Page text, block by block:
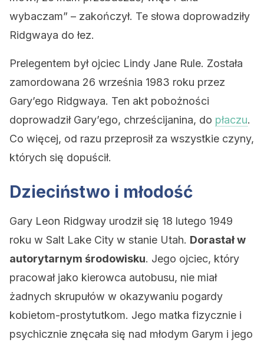
wybaczam” – zakończył. Te słowa doprowadziły
Ridgwaya do łez.
Prelegentem był ojciec Lindy Jane Rule. Została
zamordowana 26 września 1983 roku przez
Gary’ego Ridgwaya. Ten akt pobożności
doprowadził Gary’ego, chrześcijanina, do płaczu.
Co więcej, od razu przeprosił za wszystkie czyny,
których się dopuścił.
Dzieciństwo i młodość
Gary Leon Ridgway urodził się 18 lutego 1949
roku w Salt Lake City w stanie Utah. Dorastał w
autorytarnym środowisku. Jego ojciec, który
pracował jako kierowca autobusu, nie miał
żadnych skrupułów w okazywaniu pogardy
kobietom-prostytutkom. Jego matka fizycznie i
psychicznie znęcała się nad młodym Garym i jego